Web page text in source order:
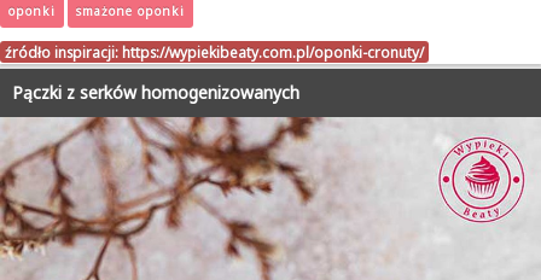
oponki smażone oponki
źródło inspiracji: https://wypiekibeaty.com.pl/oponki-cronuty/
Pączki z serków homogenizowanych